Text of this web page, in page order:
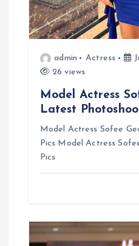
n
admin Actress
26 views
Model Actress
Latest
Model Actress Sofee
Pics Model Actress
Pics